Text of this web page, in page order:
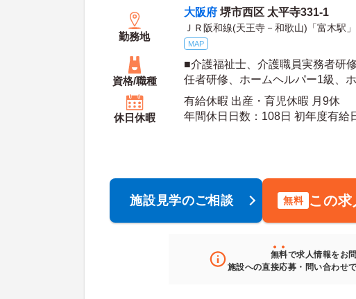
勤務地
大阪府 堺市西区 太平寺331-1
ＪＲ阪和線(天王寺－和歌山)「富木駅
MAP
資格/職種
■介護福祉士、介護職員実務者研
任者研修、ホームヘルパー1級、
2級いずれかの資格をお持ちの方
ランクのある方相談可能
休日休暇
有給休暇 出産・育児休暇 月9休
年間休日日数：108日 初年度有給日数：10日 最
施設見学のご相談 無料 この
無料で求人情報をお
施設への直接応募・問い合わせ